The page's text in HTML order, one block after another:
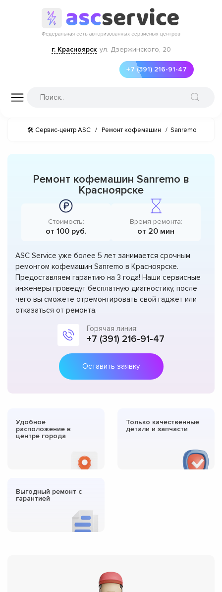
г. Красноярск ул. Дзержинского, 20
+7 (391) 216-91-47
🛠 Сервис-центр ASC / Ремонт кофемашин / Sanremo
Ремонт кофемашин Sanremo в
Красноярске
Стоимость:
от 100 руб.
Время ремонта:
от 20 мин
ASC Service уже более 5 лет занимается срочным
ремонтом кофемашин Sanremo в Красноярске.
Предоставляем гарантию на 3 года! Наши сервисные
инженеры проведут бесплатную диагностику, после
чего вы сможете отремонтировать свой гаджет или
отказаться от ремонта.
Горячая линия:
+7 (391) 216-91-47
Оставить заявку
Удобное
расположение в
центре города
Только качественные
детали и запчасти
Выгодный ремонт с
гарантией